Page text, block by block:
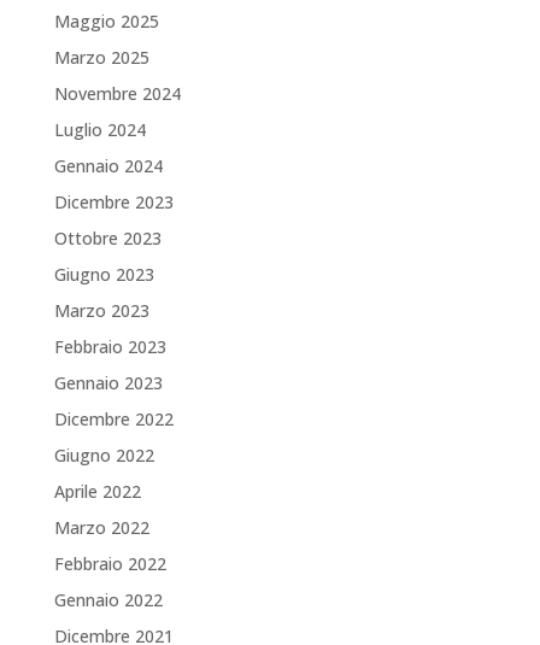
Maggio 2025
Marzo 2025
Novembre 2024
Luglio 2024
Gennaio 2024
Dicembre 2023
Ottobre 2023
Giugno 2023
Marzo 2023
Febbraio 2023
Gennaio 2023
Dicembre 2022
Giugno 2022
Aprile 2022
Marzo 2022
Febbraio 2022
Gennaio 2022
Dicembre 2021